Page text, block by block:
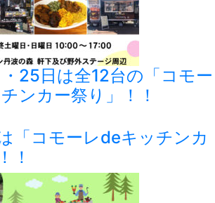
25日は全12台の「コモー
ンカー祭り」！！
「コモーレdeキッチンカ
！